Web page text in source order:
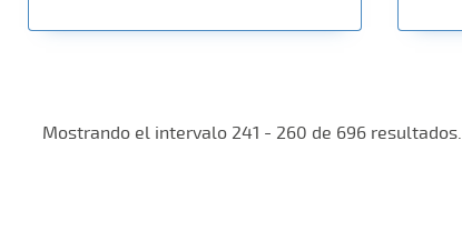
Mostrando el intervalo 241 - 260 de 696 resultados.